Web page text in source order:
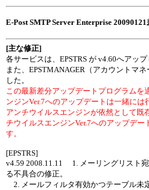
E-Post SMTP Server Enterprise
[主な修正]
各サービスは、EPSTRS が v4.60へアップ
また、EPSTMANAGER（アカウントマ
した。
この最新差分アップデートプログラムを
ンジンVer.7へのアップデートは一緒には
アンチウイルスエンジンが依然として既
チウイルスエンジンVer.7へのアップデー
す。
[EPSTRS]
v4.59 2008.11.11 1. メーリングリスト
る不具合の修正。
2. メールフィルタ有効かつテーブル未